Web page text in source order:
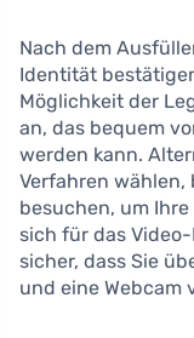
Nach dem
Identität
Möglichkeit der
an, das bequem
werden kann.
Verfahren wählen,
besuchen, um
sich für das
sicher, dass Sie
und eine Webcam